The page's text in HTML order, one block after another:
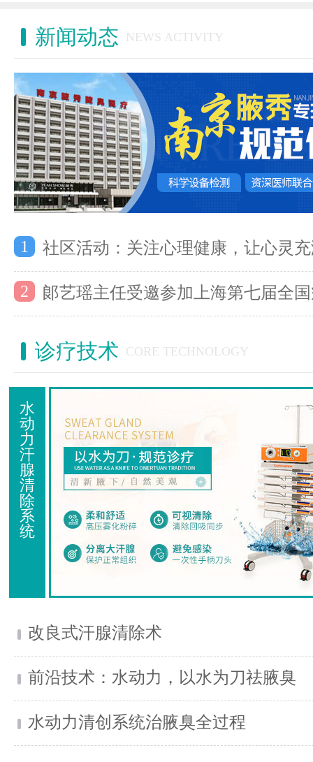
新闻动态 NEWS ACTIVITY
1 社区活动：关注心理健康，让心灵
2 郞艺瑶主任受邀参加上海第七届全
诊疗技术 CORE TECHNOLOGY
水
动
力
汗
腺
清
除
系
统
改良式汗腺清除术
前沿技术：水动力，以水为刀祛腋臭
水动力清创系统治腋臭全过程